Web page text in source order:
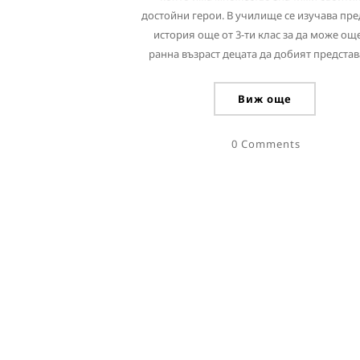
достойни герои. В училище се изучава
история още от 3-ти клас за да може
ранна възраст децата да добият
Виж още
0 Comments